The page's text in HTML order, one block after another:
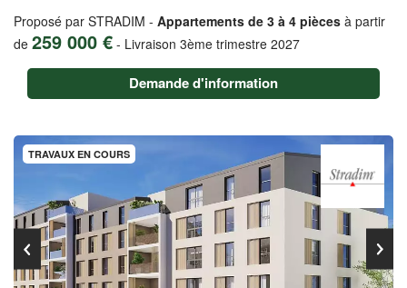
Proposé par STRADIM - Appartements de 3 à 4 pièces à partir
de 259 000 € - Livraison 3ème trimestre 2027
Demande d'information
TRAVAUX EN COURS